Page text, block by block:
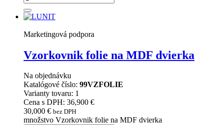
Marketingová podpora
Vzorkovnik folie na MDF dvierka
Na objednávku
Katalógové číslo: 99VZFOLIE
Varianty tovaru: 1
Cena s DPH: 36,900 €
30,000 € bez DPH
množstvo Vzorkovnik folie na MDF dvierka